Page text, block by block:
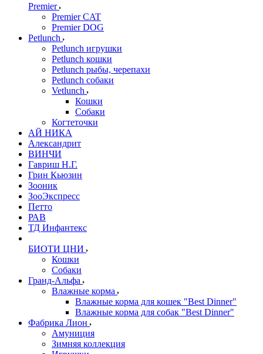
Premier
Premier CAT
Premier DOG
Petlunch
Petlunch игрушки
Petlunch кошки
Petlunch рыбы, черепахи
Petlunch собаки
Vetlunch
Кошки
Собаки
Когтеточки
АЙ НИКА
Александрит
ВИНЧИ
Гавриш Н.Г.
Грин Кьюзин
Зооник
ЗооЭкспресс
Петто
РАВ
ТД Инфантекс
БИОТИ ЦНИ
Кошки
Собаки
Гранд-Альфа
Влажные корма
Влажные корма для кошек "Best Dinner"
Влажные корма для собак "Best Dinner"
Фабрика Лион
Амуниция
Зимняя коллекция